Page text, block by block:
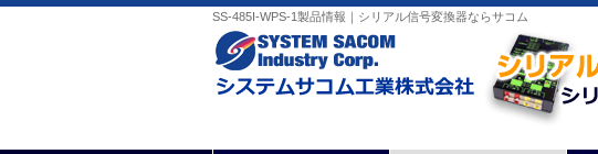
SS-485I-WPS-1製品情報｜シリアル信号変換器ならサコム